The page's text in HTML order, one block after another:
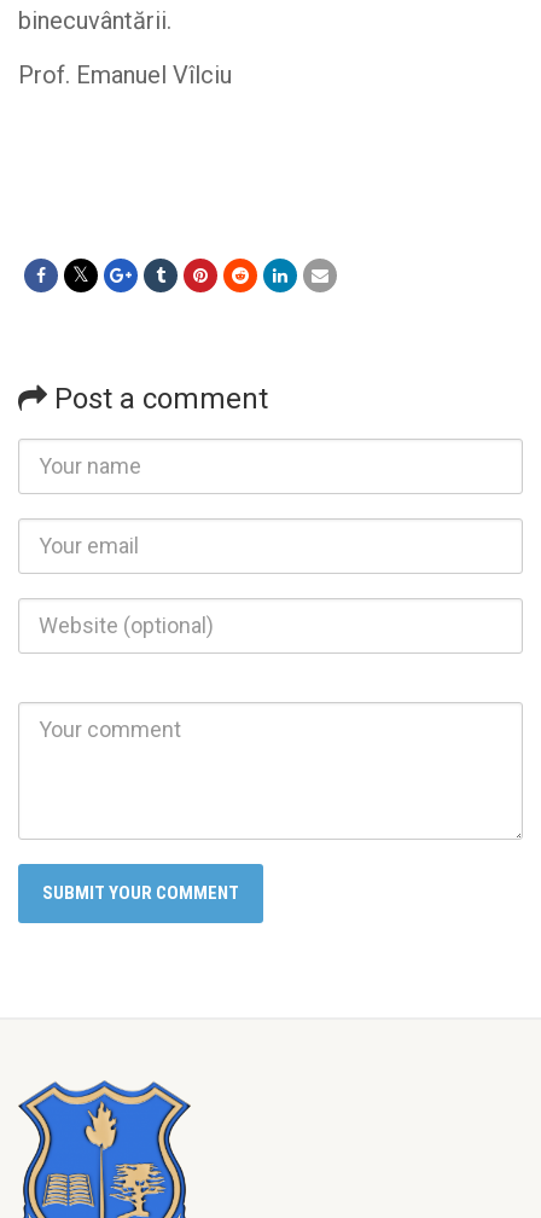
binecuvântării.
Prof. Emanuel Vîlciu
Post a comment